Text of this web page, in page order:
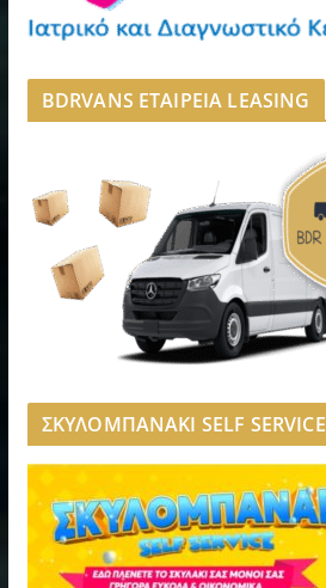
BDRVANS ΕΤΑΙΡΕΙΑ LEASING
ΣΚΥΛΟΜΠΑΝΑΚΙ SELF SERVICE